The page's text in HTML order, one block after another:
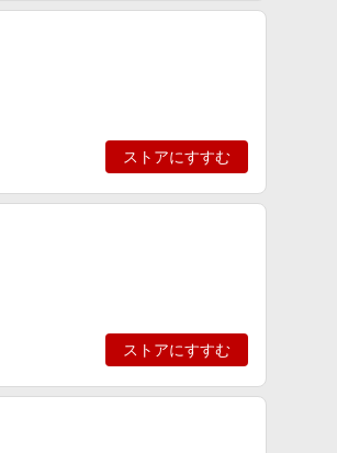
ストアにすすむ
ストアにすすむ